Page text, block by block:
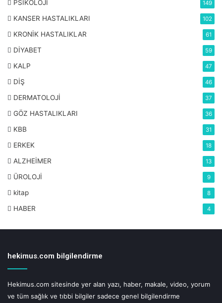
PSİKOLOJİ 149
KANSER HASTALIKLARI 102
KRONİK HASTALIKLAR 61
DİYABET 59
KALP 47
DİŞ 46
DERMATOLOJİ 37
GÖZ HASTALIKLARI 36
KBB 31
ERKEK 18
ALZHEİMER 13
ÜROLOJİ 9
kitap 8
HABER 4
hekimus.com bilgilendirme
Hekimus.com sitesinde yer alan yazı, haber, makale, video, yorum
ve tüm sağlık ve tıbbi bilgiler sadece genel bilgilendirme